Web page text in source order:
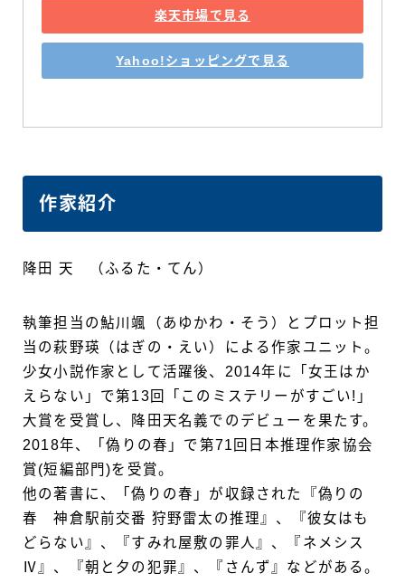
楽天市場で見る
Yahoo!ショッピングで見る
作家紹介
降田 天 （ふるた・てん）
執筆担当の鮎川颯（あゆかわ・そう）とプロット担
当の萩野瑛（はぎの・えい）による作家ユニット。
少女小説作家として活躍後、2014年に「女王はか
えらない」で第13回「このミステリーがすごい!」
大賞を受賞し、降田天名義でのデビューを果たす。
2018年、「偽りの春」で第71回日本推理作家協会
賞(短編部門)を受賞。
他の著書に、「偽りの春」が収録された『偽りの
春 神倉駅前交番 狩野雷太の推理』、『彼女はも
どらない』、『すみれ屋敷の罪人』、『ネメシス
Ⅳ』、『朝と夕の犯罪』、『さんず』などがある。